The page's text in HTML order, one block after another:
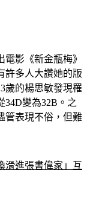
影《新金瓶梅》
許多人大讚她的版
歲的楊思敏發現罹
34D變為32B。之
管表現不俗，但難
滑進張書偉家」互